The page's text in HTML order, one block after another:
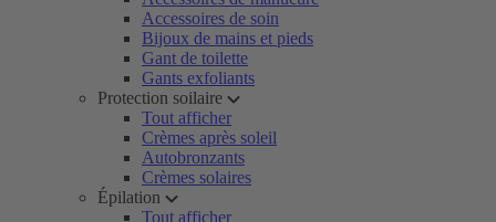
Accessoires de soin
Bijoux de mains et pieds
Gant de toilette
Gants exfoliants
Protection soilaire
Tout afficher
Crèmes après soleil
Autobronzants
Crèmes solaires
Épilation
Tout afficher